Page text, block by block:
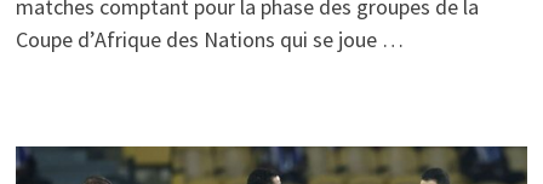
matches comptant pour la phase des groupes de la
Coupe d’Afrique des Nations qui se joue …